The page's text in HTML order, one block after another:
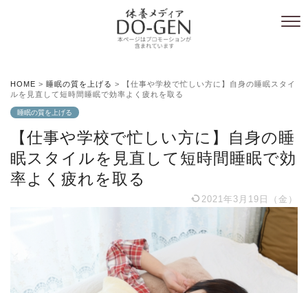
HOME > 睡眠の質を上げる >
【仕事や学校で忙しい方に】自身の睡眠スタイ
ルを見直して短時間睡眠で効率よく疲れを取る
睡眠の質を上げる
【仕事や学校で忙しい方に】自身の睡
眠スタイルを見直して短時間睡眠で効
率よく疲れを取る
2021年3月19日（金）